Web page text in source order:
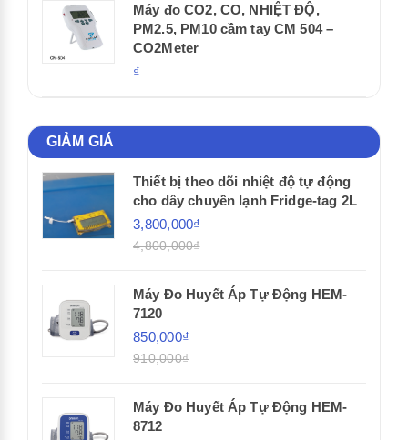
Máy đo CO2, CO, NHIỆT ĐỘ,
PM2.5, PM10 cầm tay CM 504 –
CO2Meter
₫
GIẢM GIÁ
Thiết bị theo dõi nhiệt độ tự động
cho dây chuyền lạnh Fridge-tag 2L
3,800,000₫
4,800,000₫
Máy Đo Huyết Áp Tự Động HEM-
7120
850,000₫
910,000₫
Máy Đo Huyết Áp Tự Động HEM-
8712